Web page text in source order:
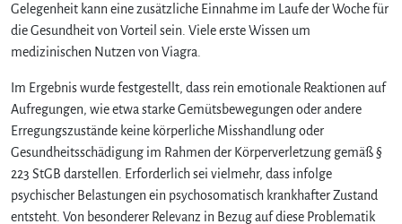
Gelegenheit kann eine zusätzliche Einnahme im Laufe der Woche für
die Gesundheit von Vorteil sein. Viele erste Wissen um
medizinischen Nutzen von Viagra.
Im Ergebnis wurde festgestellt, dass rein emotionale Reaktionen auf
Aufregungen, wie etwa starke Gemütsbewegungen oder andere
Erregungszustände keine körperliche Misshandlung oder
Gesundheitsschädigung im Rahmen der Körperverletzung gemäß §
223 StGB darstellen. Erforderlich sei vielmehr, dass infolge
psychischer Belastungen ein psychosomatisch krankhafter Zustand
entsteht. Von besonderer Relevanz in Bezug auf diese Problematik